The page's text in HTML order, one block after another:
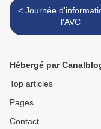
< Journée d'information sur
l'AVC
Hébergé par
Top articles
Pages
Contact